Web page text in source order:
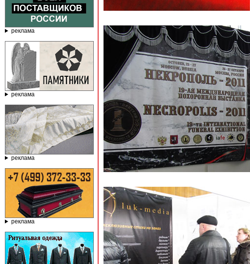
реклама
реклама
реклама
реклама